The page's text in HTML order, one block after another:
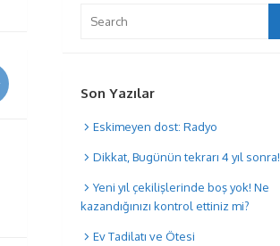
for:
Son Yazılar
Eskimeyen dost: Radyo
Dikkat, Bugünün tekrarı 4 yıl sonra!
Yeni yıl çekilişlerinde boş yok! Ne
kazandığınızı kontrol ettiniz mi?
Ev Tadilatı ve Ötesi